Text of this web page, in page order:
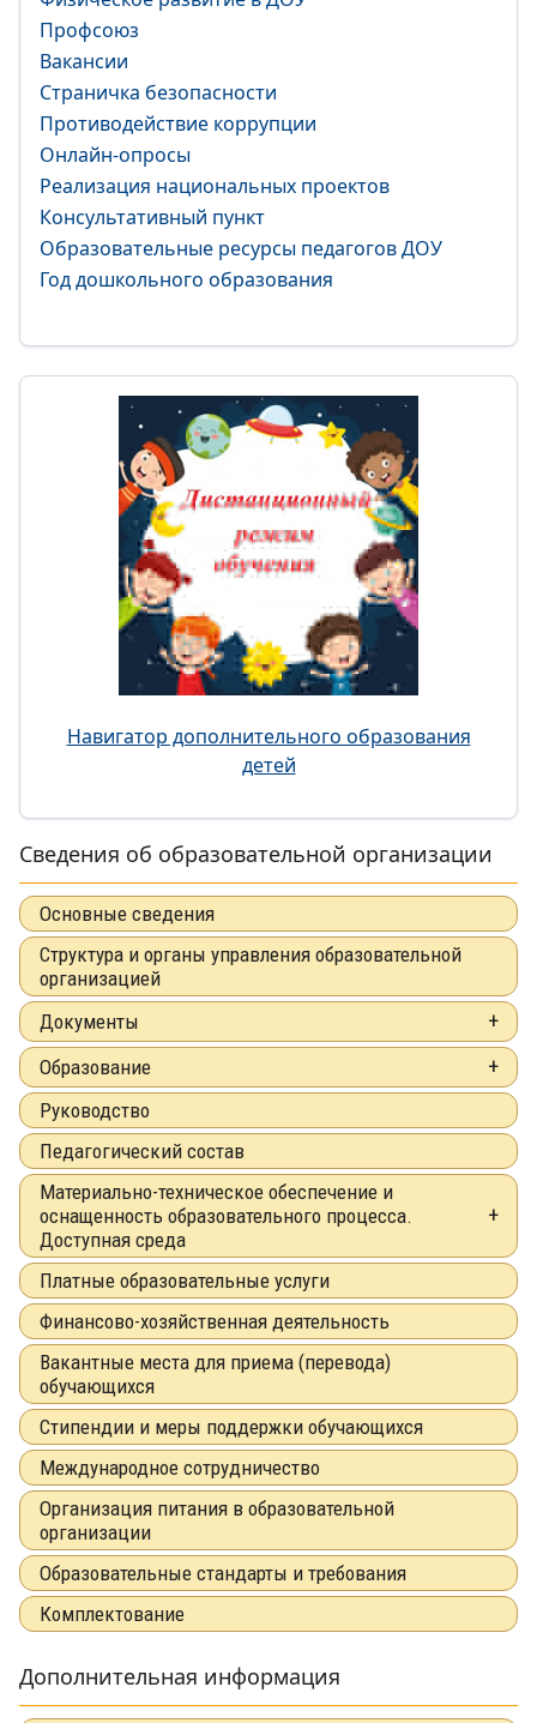
Навигатор дополнительного образования
детей
Сведения об образовательной организации
Основные сведения
Структура и органы управления образовательной
организацией
Документы
Образование
Руководство
Педагогический состав
Материально-техническое обеспечение и
оснащенность образовательного процесса.
Доступная среда
Платные образовательные услуги
Финансово-хозяйственная деятельность
Вакантные места для приема (перевода)
обучающихся
Стипендии и меры поддержки обучающихся
Международное сотрудничество
Организация питания в образовательной
организации
Образовательные стандарты и требования
Комплектование
Дополнительная информация
Профсоюз
Вакансии
Страничка безопасности
Противодействие коррупции
Онлайн-опросы
Реализация национальных проектов
Консультативный пункт
Образовательные ресурсы педагогов ДОУ
Год дошкольного образования